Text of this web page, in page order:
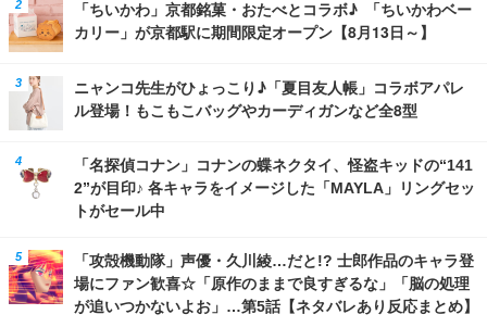
「ちいかわ」京都銘菓・おたべとコラボ♪ 「ちいかわベー
カリー」が京都駅に期間限定オープン【8月13日～】
ニャンコ先生がひょっこり♪「夏目友人帳」コラボアパレ
ル登場！もこもこバッグやカーディガンなど全8型
「名探偵コナン」コナンの蝶ネクタイ、怪盗キッドの“141
2”が目印♪ 各キャラをイメージした「MAYLA」リングセッ
トがセール中
「攻殻機動隊」声優・久川綾…だと!? 士郎作品のキャラ登
場にファン歓喜☆「原作のままで良すぎるな」「脳の処理
が追いつかないよお」…第5話【ネタバレあり反応まとめ】